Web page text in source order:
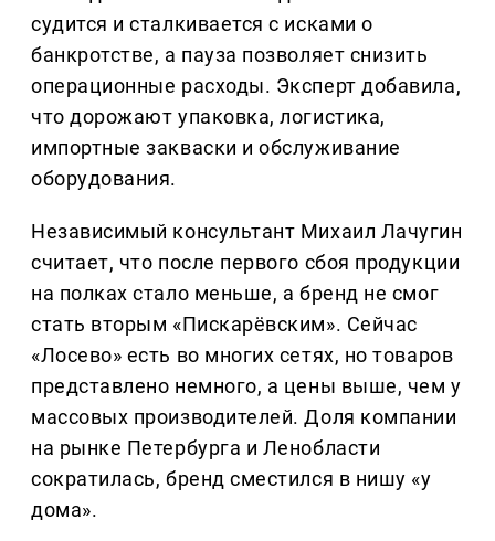
судится и сталкивается с исками о
банкротстве, а пауза позволяет снизить
операционные расходы. Эксперт добавила,
что дорожают упаковка, логистика,
импортные закваски и обслуживание
оборудования.
Независимый консультант Михаил Лачугин
считает, что после первого сбоя продукции
на полках стало меньше, а бренд не смог
стать вторым «Пискарёвским». Сейчас
«Лосево» есть во многих сетях, но товаров
представлено немного, а цены выше, чем у
массовых производителей. Доля компании
на рынке Петербурга и Ленобласти
сократилась, бренд сместился в нишу «у
дома».